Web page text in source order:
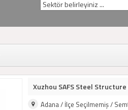
Xuzhou SAFS Steel Structure
Adana / İlçe Seçilmemiş /